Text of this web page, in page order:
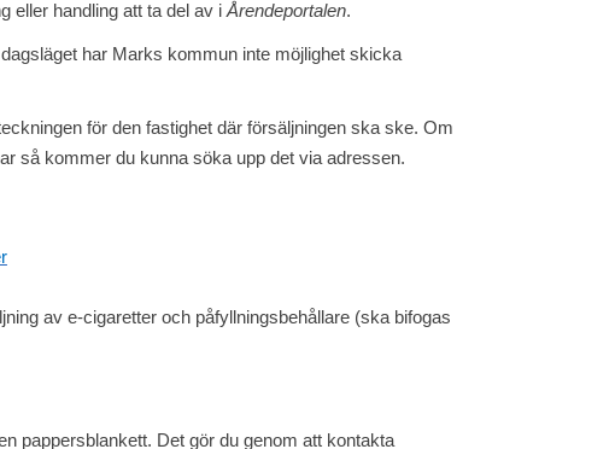
eller handling att ta del av i Årendeportalen.
har Marks kommun inte möjlighet skicka
för den fastighet där försäljningen ska ske. Om
så kommer du kunna söka upp det via adressen.
av e-cigaretter och påfyllningsbehållare (ska bifogas
pappersblankett. Det gör du genom att kontakta